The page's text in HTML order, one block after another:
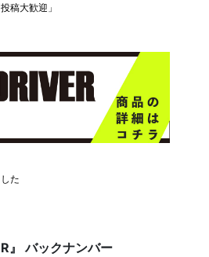
稿大歓迎」
た
』 バックナンバー